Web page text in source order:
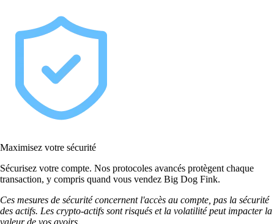
Maximisez votre sécurité
Sécurisez votre compte. Nos protocoles avancés protègent chaque
transaction, y compris quand vous vendez Big Dog Fink.
Ces mesures de sécurité concernent l'accès au compte, pas la sécurité
des actifs. Les crypto-actifs sont risqués et la volatilité peut impacter la
valeur de vos avoirs.